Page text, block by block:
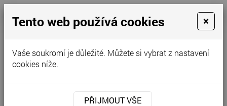
Kontaktujte nás
Tento web používá cookies ×
Vaše soukromí je důležité. Můžete si vybrat z nastavení
cookies níže.
PŘIJMOUT VŠE